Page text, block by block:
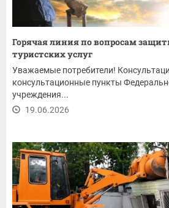
Горячая линия по вопросам
туристских услуг
Уважаемые потребители!
консультационные пункты
учреждения...
19.06.2026